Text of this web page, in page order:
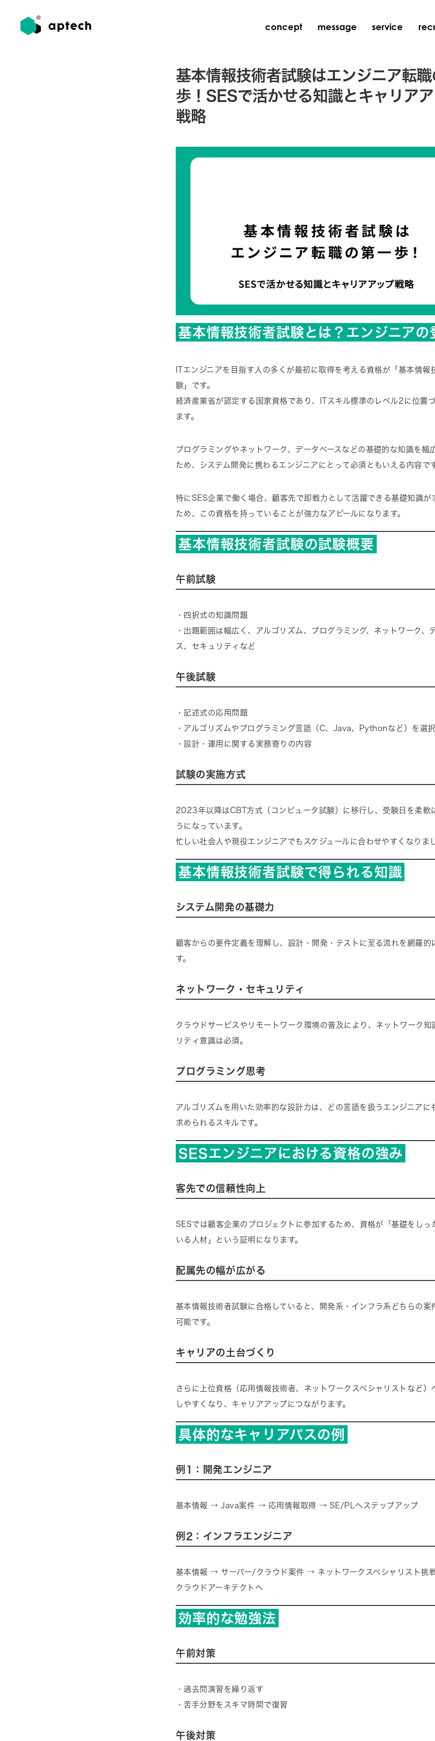
concept message service
基本情報技術者試験はエンジニア転
歩！SESで活かせる知識とキャリア
戦略
基本情報技術者試験とは？エンジニアの
ITエンジニアを目指す人の多くが最初に取得を考える資格が「基本情報
験」です。
経済産業省が認定する国家資格であり、ITスキル標準のレベル2に位置
ます。
プログラミングやネットワーク、データベースなどの基礎的な知識を幅
ため、システム開発に携わるエンジニアにとって必須ともいえる内容です
特にSES企業で働く場合、顧客先で即戦力として活躍できる基礎知識が
ため、この資格を持っていることが強力なアピールになります。
基本情報技術者試験の試験概要
午前試験
・四択式の知識問題
・出題範囲は幅広く、アルゴリズム、プログラミング、ネットワーク、
ス、セキュリティなど
午後試験
・記述式の応用問題
・アルゴリズムやプログラミング言語（C、Java、Pythonなど）を選
・設計・運用に関する実務寄りの内容
試験の実施方式
2023年以降はCBT方式（コンピュータ試験）に移行し、受験日を柔軟
うになっています。
忙しい社会人や現役エンジニアでもスケジュールに合わせやすくなりま
基本情報技術者試験で得られる知識
システム開発の基礎力
顧客からの要件定義を理解し、設計・開発・テストに至る流れを網羅的
す。
ネットワーク・セキュリティ
クラウドサービスやリモートワーク環境の普及により、ネットワーク知
リティ意識は必須。
プログラミング思考
アルゴリズムを用いた効率的な設計力は、どの言語を扱うエンジニアに
求められるスキルです。
SESエンジニアにおける資格の強み
客先での信頼性向上
SESでは顧客企業のプロジェクトに参加するため、資格が「基礎をしっ
いる人材」という証明になります。
配属先の幅が広がる
基本情報技術者試験に合格していると、開発系・インフラ系どちらの案
可能です。
キャリアの土台づくり
さらに上位資格（応用情報技術者、ネットワークスペシャリストなど）
しやすくなり、キャリアアップにつながります。
具体的なキャリアパスの例
例1：開発エンジニア
基本情報 → Java案件 → 応用情報取得 → SE/PLへステップアップ
例2：インフラエンジニア
基本情報 → サーバー/クラウド案件 → ネットワークスペシャリスト挑
クラウドアーキテクトへ
効率的な勉強法
午前対策
・過去問演習を繰り返す
・苦手分野をスキマ時間で復習
午後対策